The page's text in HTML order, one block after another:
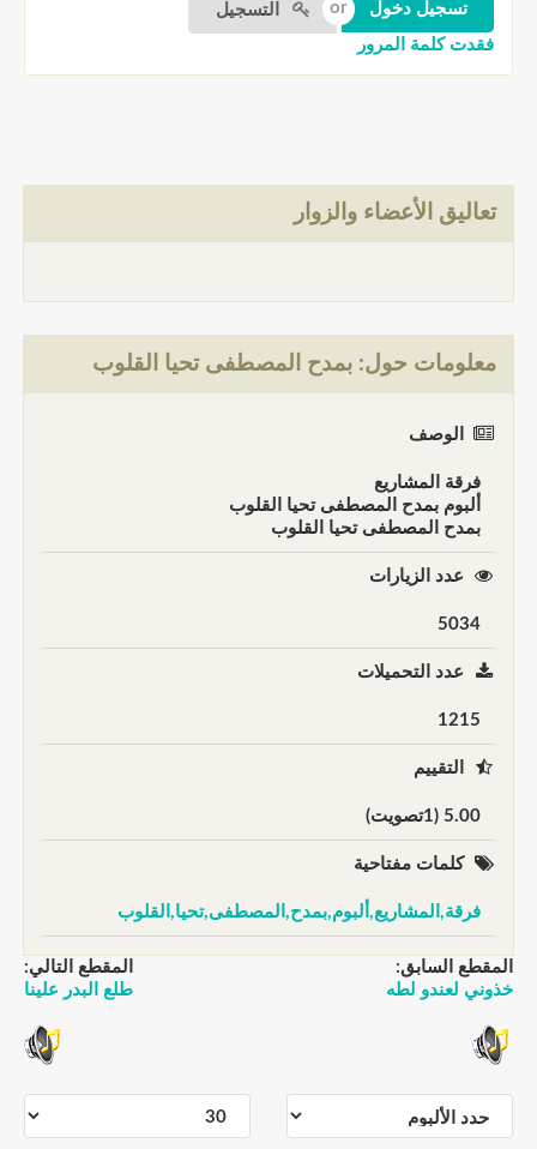
التسجيل
فقدت كلمة المرور
تعاليق الأعضاء والزوار
معلومات حول: بمدح المصطفى تحيا القلوب
الوصف
فرقة المشاريع
ألبوم بمدح المصطفى تحيا القلوب
بمدح المصطفى تحيا القلوب
عدد الزيارات
5034
عدد التحميلات
1215
التقييم
5.00 (1تصويت)
كلمات مفتاحية
فرقة,المشاريع,ألبوم,بمدح,المصطفى,تحيا,القلوب
المقطع السابق:
خذوني لعندو لطه
المقطع التالي:
طلع البدر علينا